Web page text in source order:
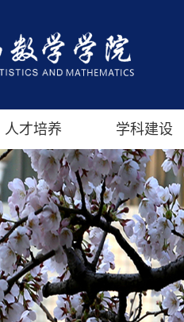
人才培养 学科建设